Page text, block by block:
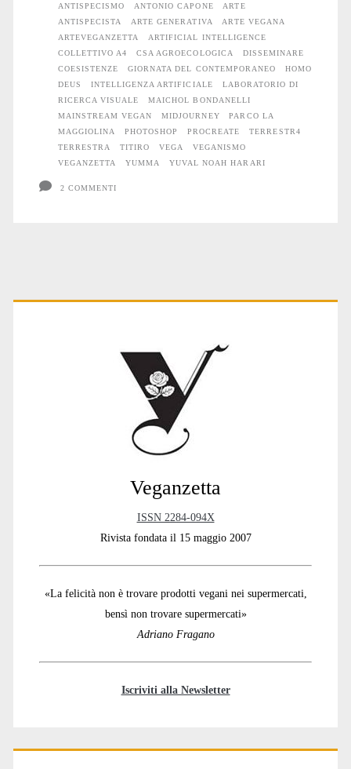
e
le
Intelligenze
artificiali.
Un
incontro
ANTISPECISMO
ANTONIO CAPONE
ARTE
ANTISPECISTA
ARTE GENERATIVA
ARTE VEGANA
ARTEVEGANZETTA
ARTIFICIAL INTELLIGENCE
COLLETTIVO A4
CSA AGROECOLOGICA
DISSEMINARE
COESISTENZE
GIORNATA DEL CONTEMPORANEO
HOMO
DEUS
INTELLIGENZA ARTIFICIALE
LABORATORIO DI
RICERCA VISUALE
MAICHOL BONDANELLI
MAINSTREAM VEGAN
MIDJOURNEY
PARCO LA
MAGGIOLINA
PHOTOSHOP PROCREATE
TERRESTR4
TERRESTRA
TITIRO VEGA
VEGANISMO
VEGANZETTA
YUMMA YUVAL NOAH HARARI
2 COMMENTI
Primary
Veganzetta
ISSN 2284-094X
Rivista fondata il 15 maggio 2007
«La felicità non è trovare prodotti vegani nei supermercati,
bensì non trovare supermercati»
Adriano Fragano
Iscriviti alla Newsletter